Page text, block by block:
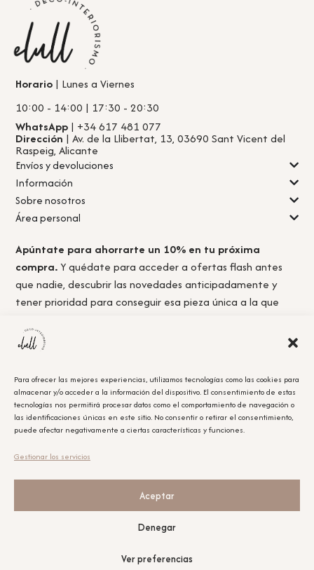
Para ofrecer las mejores experiencias, utilizamos tecnologías como las cookies para
almacenar y/o acceder a la información del dispositivo. El consentimiento de estas
tecnologías nos permitirá procesar datos como el comportamiento de navegación o
las identificaciones únicas en este sitio. No consentir o retirar el consentimiento,
puede afectar negativamente a ciertas características y funciones.
Gestionar los servicios
Aceptar
Denegar
Ver preferencias
Horario | Lunes a Viernes
10:00 - 14:00 | 17:30 - 20:30
WhatsApp | +34 617 481 077
Dirección | Av. de la Llibertat, 13, 03690 Sant Vicent del
Raspeig, Alicante
Envíos y devoluciones
Información
Sobre nosotros
Área personal
Apúntate para ahorrarte un 10% en tu próxima
compra.Y quédate para acceder a ofertas flash antes
que nadie, descubrir las novedades anticipadamente y
tener prioridad para conseguir esa pieza única a la que
Acepto lapolítica de privacidad.
Obtener el cupón
Leyenda Legal
Nuestras redes sociales